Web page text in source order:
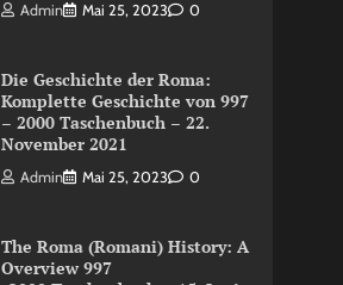
Admin Mai 25, 2023 0
Die Geschichte der Roma:
Komplette Geschichte von 997
– 2000 Taschenbuch – 22.
November 2021
Admin Mai 25, 2023 0
The Roma (Romani) History: A
Overview 997